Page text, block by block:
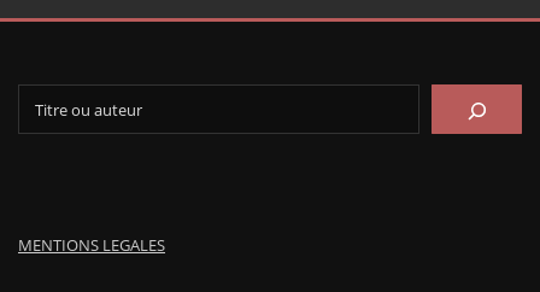
MENTIONS LEGALES